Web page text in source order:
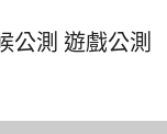
公測 遊戲公測